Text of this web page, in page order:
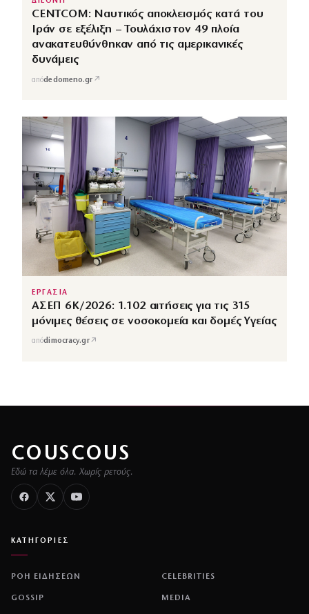
CENTCOM: Ναυτικός αποκλεισμός κατά του
Ιράν σε εξέλιξη – Τουλάχιστον 49 πλοία
ανακατευθύνθηκαν από τις αμερικανικές
δυνάμεις
απόdedomeno.gr ↗
ΕΡΓΑΣΙΑ
ΑΣΕΠ 6Κ/2026: 1.102 αιτήσεις για τις 315
μόνιμες θέσεις σε νοσοκομεία και δομές Υγείας
απόdimocracy.gr↗
COUSCOUS
Εδώ τα λέμε όλα. Χωρίς ρετούς.
ΚΑΤΗΓΟΡΙΕΣ
ΡΟΗ ΕΙΔΗΣΕΩΝ CELEBRITIES
GOSSIP MEDIA